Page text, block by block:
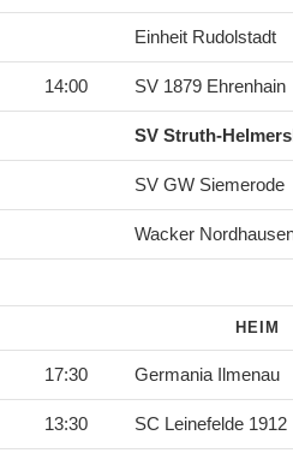
Einheit Rudolstadt
14:00 SV 1879 Ehrenhain
SV Struth-
SV GW Siemerode
Wacker
HEIM
17:30 Germania Ilmenau
13:30 SC Leinefelde 1912